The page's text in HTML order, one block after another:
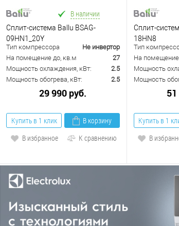
В наличии
Сплит-система Ballu BSAG-
09HN1_20Y
Тип компрессора
Не инвертор
На помещение до, кв.м
27
Мощность охлаждения, кВт:
2.5
Мощность обогрева, кВт:
2.5
29 990 руб.
Купить в 1 клик
В корзину
В избранное
К сравнению
Сплит-
18HN8
Тип
На
Мощность
Мощность
Купить в 1
В